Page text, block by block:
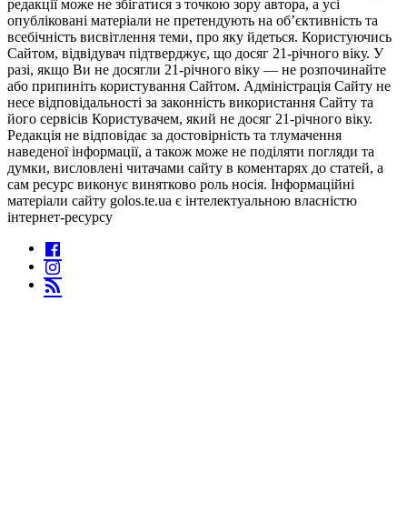
редакції може не збігатися з точкою зору автора, а усі
опубліковані матеріали не претендують на об’єктивність та
всебічність висвітлення теми, про яку йдеться. Користуючись
Сайтом, відвідувач підтверджує, що досяг 21-річного віку. У
разі, якщо Ви не досягли 21-річного віку — не розпочинайте
або припиніть користування Сайтом. Адміністрація Сайту не
несе відповідальності за законність використання Сайту та
його сервісів Користувачем, який не досяг 21-річного віку.
Редакція не відповідає за достовірність та тлумачення
наведеної інформації, а також може не поділяти погляди та
думки, висловлені читачами сайту в коментарях до статей, а
сам ресурс виконує винятково роль носія. Інформаційні
матеріали сайту golos.te.ua є інтелектуальною власністю
інтернет-ресурсу